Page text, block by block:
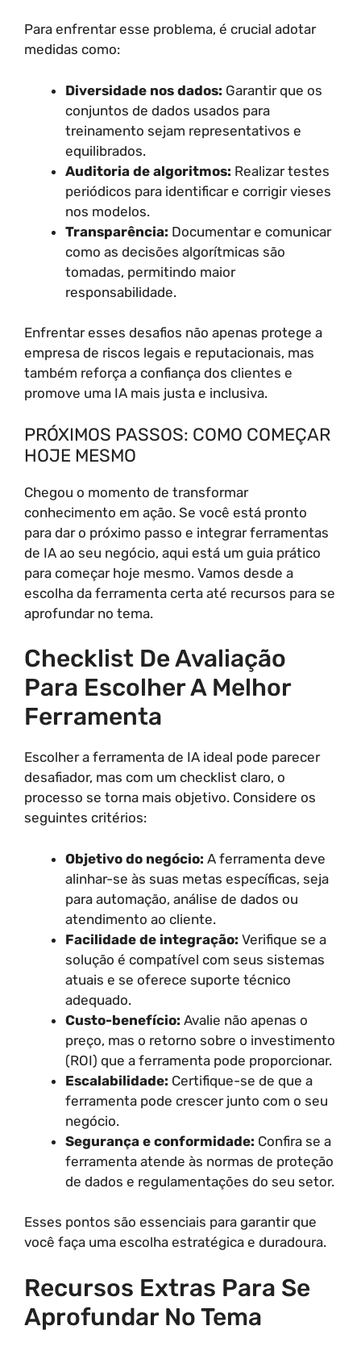
Para enfrentar esse problema, é crucial adotar
medidas como:
Diversidade nos dados: Garantir que os
conjuntos de dados usados para
treinamento sejam representativos e
equilibrados.
Auditoria de algoritmos: Realizar testes
periódicos para identificar e corrigir vieses
nos modelos.
Transparência: Documentar e comunicar
como as decisões algorítmicas são
tomadas, permitindo maior
responsabilidade.
Enfrentar esses desafios não apenas protege a
empresa de riscos legais e reputacionais, mas
também reforça a confiança dos clientes e
promove uma IA mais justa e inclusiva.
PRÓXIMOS PASSOS: COMO COMEÇAR
HOJE MESMO
Chegou o momento de transformar
conhecimento em ação. Se você está pronto
para dar o próximo passo e integrar ferramentas
de IA ao seu negócio, aqui está um guia prático
para começar hoje mesmo. Vamos desde a
escolha da ferramenta certa até recursos para se
aprofundar no tema.
Checklist De Avaliação
Para Escolher A Melhor
Ferramenta
Escolher a ferramenta de IA ideal pode parecer
desafiador, mas com um checklist claro, o
processo se torna mais objetivo. Considere os
seguintes critérios:
Objetivo do negócio: A ferramenta deve
alinhar-se às suas metas específicas, seja
para automação, análise de dados ou
atendimento ao cliente.
Facilidade de integração: Verifique se a
solução é compatível com seus sistemas
atuais e se oferece suporte técnico
adequado.
Custo-benefício: Avalie não apenas o
preço, mas o retorno sobre o investimento
(ROI) que a ferramenta pode proporcionar.
Escalabilidade: Certifique-se de que a
ferramenta pode crescer junto com o seu
negócio.
Segurança e conformidade: Confira se a
ferramenta atende às normas de proteção
de dados e regulamentações do seu setor.
Esses pontos são essenciais para garantir que
você faça uma escolha estratégica e duradoura.
Recursos Extras Para Se
Aprofundar No Tema